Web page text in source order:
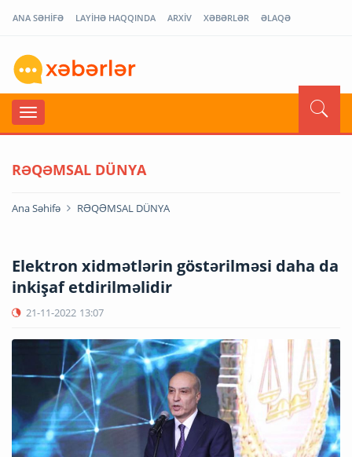
ANA SƏHİFƏ LAYİHƏ HAQQINDA ARXİV XƏBƏRLƏR ƏLAQƏ
RƏQƏMSAL DÜNYA
Ana Səhifə RƏQƏMSAL DÜNYA
Elektron xidmətlərin göstərilməsi daha da
inkişaf etdirilməlidir
21-11-2022 13:07